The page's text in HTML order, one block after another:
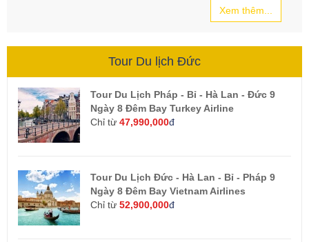
Xem thêm...
Tour Du lịch Đức
Tour Du Lịch Pháp - Bỉ - Hà Lan - Đức 9
Ngày 8 Đêm Bay Turkey Airline
Chỉ từ 47,990,000đ
Tour Du Lịch Đức - Hà Lan - Bỉ - Pháp 9
Ngày 8 Đêm Bay Vietnam Airlines
Chỉ từ 52,900,000đ